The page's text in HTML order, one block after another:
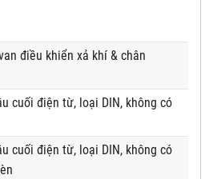
điều khiển xả khí & chân
cuối điện từ, loại DIN, không có
cuối điện từ, loại DIN, không có